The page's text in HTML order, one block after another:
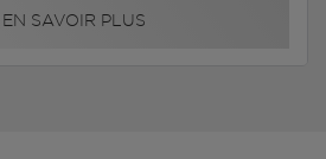
EN SAVOIR PLUS